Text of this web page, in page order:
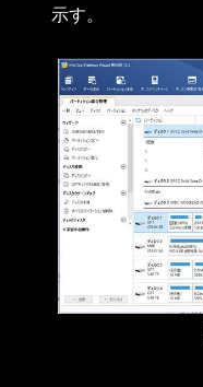
示す。